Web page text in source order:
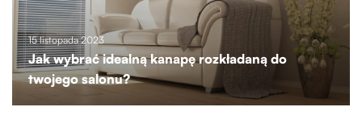
15 listopada 2023
Jak wybrać idealną kanapę rozkładaną do
twojego salonu?